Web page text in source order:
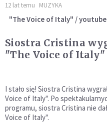
12 lat temu MUZYKA
"The Voice of Italy" /
Siostra Cristina
"The Voice of Italy"
I stało się! Siostra Cristina
Voice of Italy". Po
programu, siostra Cristina nie
Voice of Italy".